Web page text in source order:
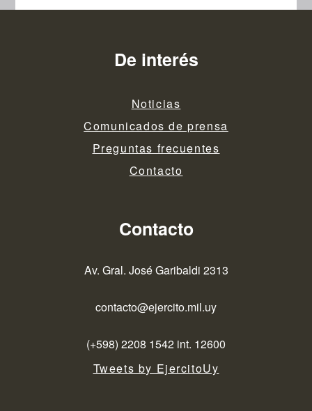
De interés
Noticias
Comunicados de prensa
Preguntas frecuentes
Contacto
Contacto
Av. Gral. José Garibaldi 2313
contacto@ejercito.mil.uy
(+598) 2208 1542 int. 12600
Tweets by EjercitoUy